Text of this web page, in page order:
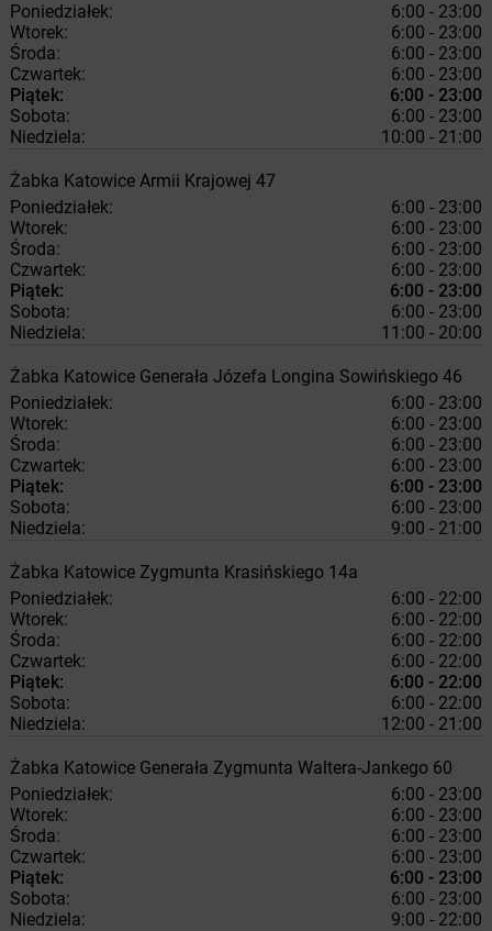
Poniedziałek:
6:00 - 23:00
Wtorek:
6:00 - 23:00
Środa:
6:00 - 23:00
Czwartek:
6:00 - 23:00
Piątek:
6:00 - 23:00
Sobota:
6:00 - 23:00
Niedziela:
10:00 - 21:00
Żabka Katowice Armii Krajowej 47
Poniedziałek:
6:00 - 23:00
Wtorek:
6:00 - 23:00
Środa:
6:00 - 23:00
Czwartek:
6:00 - 23:00
Piątek:
6:00 - 23:00
Sobota:
6:00 - 23:00
Niedziela:
11:00 - 20:00
Żabka Katowice Generała Józefa Longina Sowińskiego 46
Poniedziałek:
6:00 - 23:00
Wtorek:
6:00 - 23:00
Środa:
6:00 - 23:00
Czwartek:
6:00 - 23:00
Piątek:
6:00 - 23:00
Sobota:
6:00 - 23:00
Niedziela:
9:00 - 21:00
Żabka Katowice Zygmunta Krasińskiego 14a
Poniedziałek:
6:00 - 22:00
Wtorek:
6:00 - 22:00
Środa:
6:00 - 22:00
Czwartek:
6:00 - 22:00
Piątek:
6:00 - 22:00
Sobota:
6:00 - 22:00
Niedziela:
12:00 - 21:00
Żabka Katowice Generała Zygmunta Waltera-Jankego 60
Poniedziałek:
6:00 - 23:00
Wtorek:
6:00 - 23:00
Środa:
6:00 - 23:00
Czwartek:
6:00 - 23:00
Piątek:
6:00 - 23:00
Sobota:
6:00 - 23:00
Niedziela:
9:00 - 22:00